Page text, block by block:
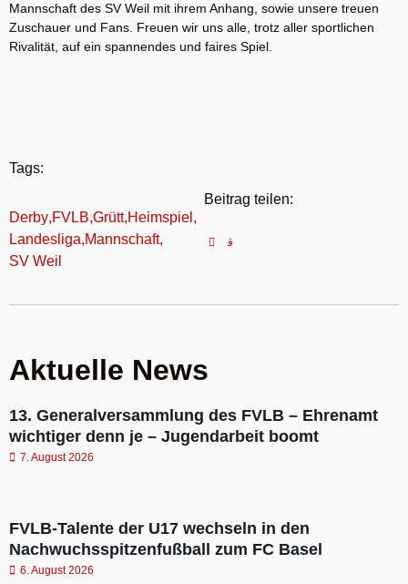
Mannschaft des SV Weil mit ihrem Anhang, sowie unsere treuen
Zuschauer und Fans. Freuen wir uns alle, trotz aller sportlichen
Rivalität, auf ein spannendes und faires Spiel.
Tags:
Derby,FVLB,Grütt,Heimspiel ,
Landesliga,Mannschaft,
SV Weil
Beitrag teilen:
Aktuelle News
13. Generalversammlung des FVLB – Ehrenamt
wichtiger denn je – Jugendarbeit boomt
7. August 2026
FVLB-Talente der U17 wechseln in den
Nachwuchsspitzenfußball zum FC Basel
6. August 2026